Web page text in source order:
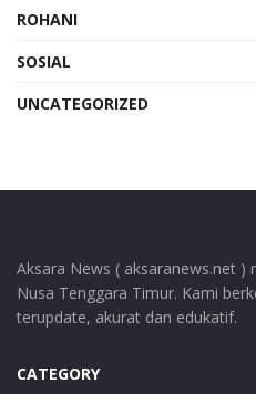
ROHANI
SOSIAL
UNCATEGORIZED
Aksara News ( aksaranews.net
Nusa Tenggara Timur. Kami
terupdate, akurat dan edukatif.
CATEGORY